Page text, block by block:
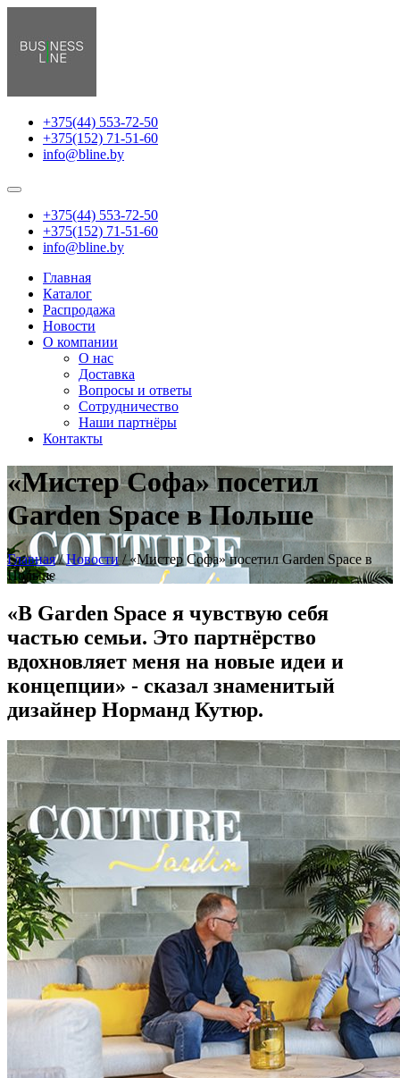
+375(44) 553-72-50
+375(152) 71-51-60
info@bline.by
+375(44) 553-72-50
+375(152) 71-51-60
info@bline.by
Главная
Каталог
Распродажа
Новости
О компании
О нас
Доставка
Вопросы и ответы
Сотрудничество
Наши партнёры
Контакты
«Мистер Софа» посетил
Garden Space в Польше
Главная/Новости/«Мистер Софа» посетил Garden Space в
Польше
«В Garden Space я чувствую себя
частью семьи. Это партнёрство
вдохновляет меня на новые идеи и
концепции» - сказал знаменитый
дизайнер Норманд Кутюр.